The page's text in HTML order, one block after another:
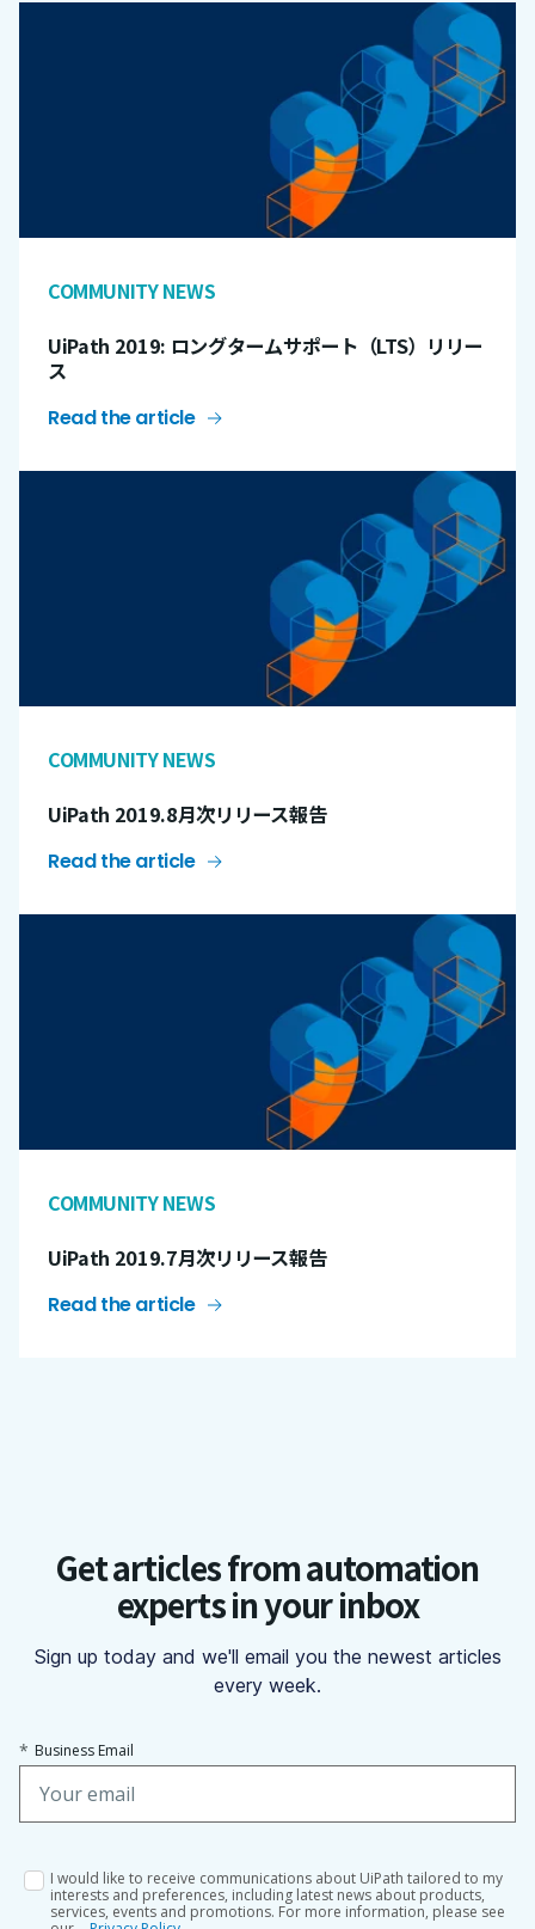
COMMUNITY NEWS
UiPath 2019: ロングタームサポート（LTS）リリー
ス
Read the article
COMMUNITY NEWS
UiPath 2019.8月次リリース報告
Read the article
COMMUNITY NEWS
UiPath 2019.7月次リリース報告
Read the article
Get articles from automation
experts in your inbox
Sign up today and we'll email you the newest articles
every week.
* Business Email
I would like to receive communications about UiPath tailored to my
interests and preferences, including latest news about products,
services, events and promotions. For more information, please see